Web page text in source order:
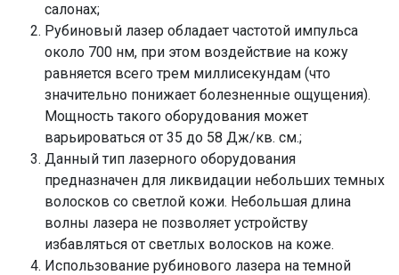
салонах;
Рубиновый лазер обладает частотой импульса
около 700 нм, при этом воздействие на кожу
равняется всего трем миллисекундам (что
значительно понижает болезненные ощущения).
Мощность такого оборудования может
варьироваться от 35 до 58 Дж/кв. см.;
Данный тип лазерного оборудования
предназначен для ликвидации небольших темных
волосков со светлой кожи. Небольшая длина
волны лазера не позволяет устройству
избавляться от светлых волосков на коже.
Использование рубинового лазера на темной